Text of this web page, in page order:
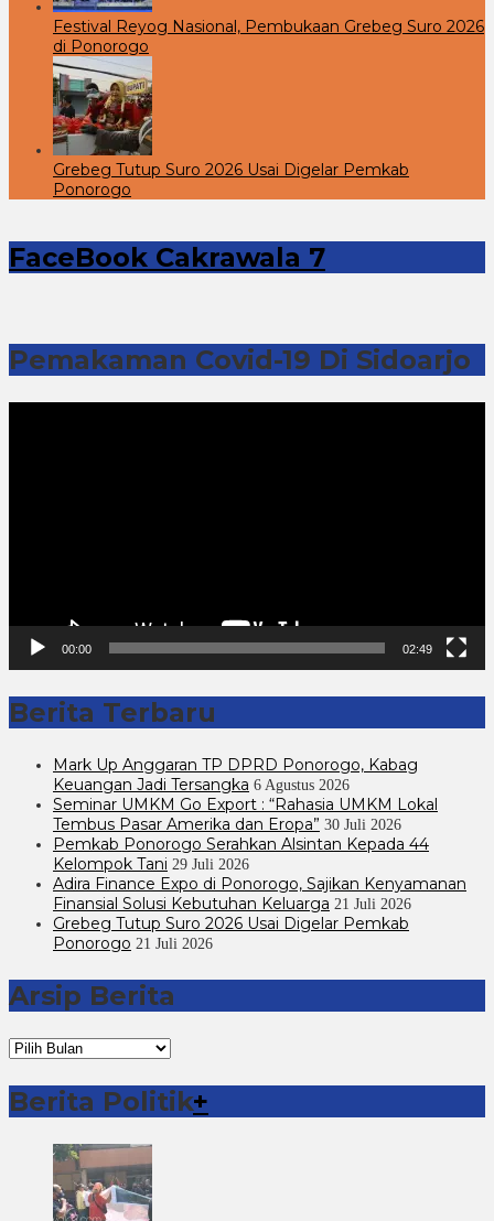
Festival Reyog Nasional, Pembukaan Grebeg Suro 2026
di Ponorogo
Grebeg Tutup Suro 2026 Usai Digelar Pemkab
Ponorogo
FaceBook Cakrawala 7
Pemakaman Covid-19 Di Sidoarjo
00:00 02:49
Berita Terbaru
Mark Up Anggaran TP DPRD Ponorogo, Kabag
Keuangan Jadi Tersangka 6 Agustus 2026
Seminar UMKM Go Export : “Rahasia UMKM Lokal
Tembus Pasar Amerika dan Eropa” 30 Juli 2026
Pemkab Ponorogo Serahkan Alsintan Kepada 44
Kelompok Tani 29 Juli 2026
Adira Finance Expo di Ponorogo, Sajikan Kenyamanan
Finansial Solusi Kebutuhan Keluarga 21 Juli 2026
Grebeg Tutup Suro 2026 Usai Digelar Pemkab
Ponorogo 21 Juli 2026
Arsip Berita
Arsip
Berita
Berita Politik+